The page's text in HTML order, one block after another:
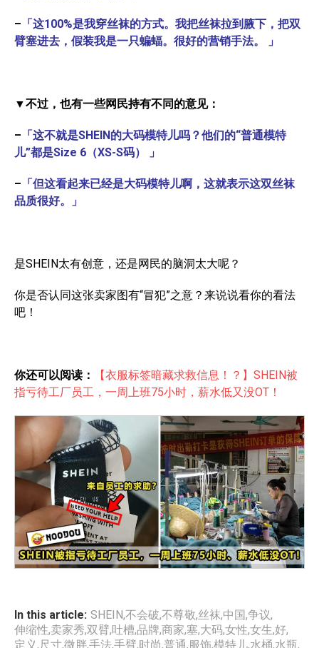
– 「这100%是我穿丝袜的方式。我把丝袜拉到腋下，把双
臂塞进去，假装我是一只蝙蝠。很好的营销手法。
」
▼不过，也有一些网民持有不同的意见：
– 「这不就是SHEIN的大码模特儿吗？他们的“普通模特
儿”都是Size 6（XS-S码） 」
– 「但这看起来已经是大码模特儿啊，这就表示这双丝袜
品质很好。」
是SHEIN太有创意，还是网民的脑洞太大呢？
你是否认同这张卖家图有“冒犯”之意？来说说看你的看法
吧！
你还可以阅读：
【衣服标签暗藏求救信息！？】SHEIN被
指亏待工厂员工，一周上班75小时，薪水低又没OT！
In this article: SHEIN,不会破,不尊敬,丝袜,中国,争议,
伸缩性,卖家秀,双臂,吐槽,品牌,商家,塞,大码,女性,女生,好,
定义, 尺寸,微胖,手法,手臂,时尚,普通,服饰,模特儿,水桶,水瓶,